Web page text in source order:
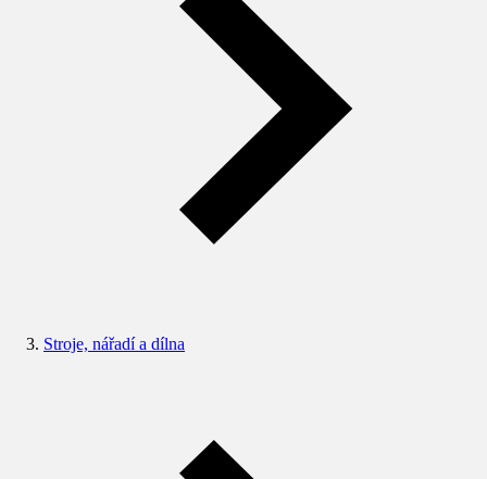
Stroje, nářadí a dílna